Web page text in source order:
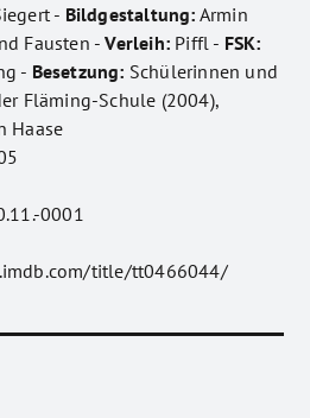
- Bildgestaltung: Armin
Fausten -Verleih: Piffl - FSK:
- Besetzung: Schülerinnen und
Fläming-Schule (2004),
Haase
0001
title/tt0466044/